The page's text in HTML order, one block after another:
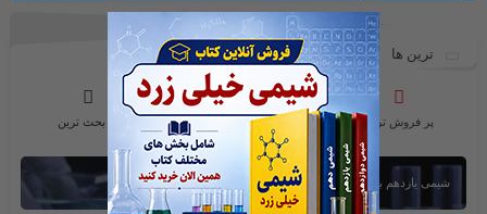
ترین ها
پر فروش ترین محبوب ترین ها پر بحث ترین
شیمی یازدهم بخش اول